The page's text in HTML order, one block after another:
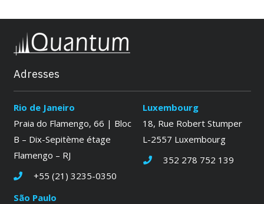
Adresses
Rio de Janeiro
Praia do Flamengo, 66 | Bloc
B – Dix-Sepitème étage
Flamengo – RJ
+55 (21) 3235-0350
Luxembourg
18, Rue Robert Stumper
L-2557 Luxembourg
352 278 752 139
São Paulo